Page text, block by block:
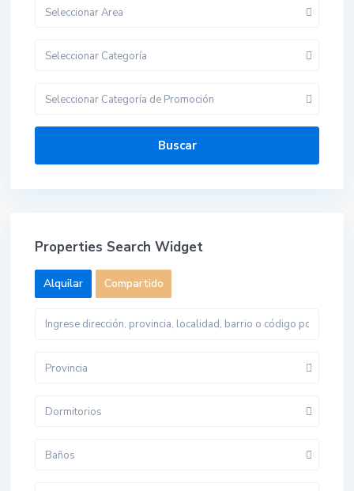
Seleccionar Area
Seleccionar Categoría
Seleccionar Categoría de Promoción
Buscar
Properties Search Widget
Alquilar Compartido
Provincia
Dormitorios
Baños